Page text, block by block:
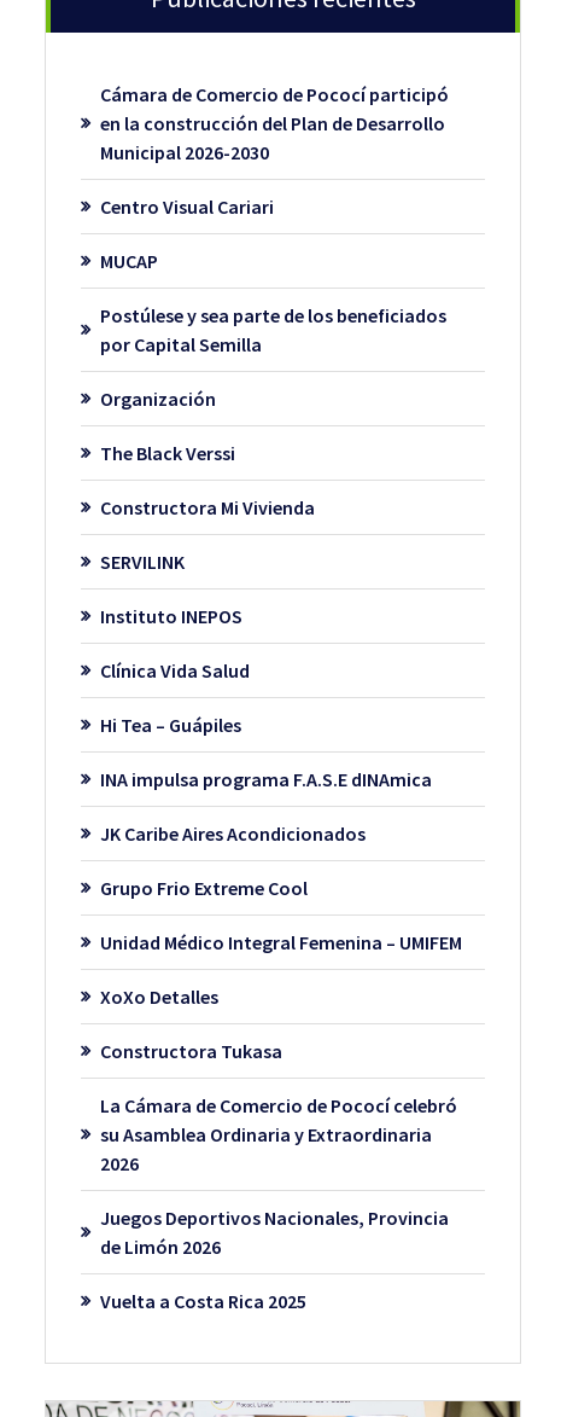
Cámara de Comercio de Pococí participó
en la construcción del Plan de Desarrollo
Municipal 2026-2030
Centro Visual Cariari
MUCAP
Postúlese y sea parte de los beneficiados
por Capital Semilla
Organización
The Black Verssi
Constructora Mi Vivienda
SERVILINK
Instituto INEPOS
Clínica Vida Salud
Hi Tea – Guápiles
INA impulsa programa F.A.S.E dINAmica
JK Caribe Aires Acondicionados
Grupo Frio Extreme Cool
Unidad Médico Integral Femenina – UMIFEM
XoXo Detalles
Constructora Tukasa
La Cámara de Comercio de Pococí celebró
su Asamblea Ordinaria y Extraordinaria
2026
Juegos Deportivos Nacionales, Provincia
de Limón 2026
Vuelta a Costa Rica 2025